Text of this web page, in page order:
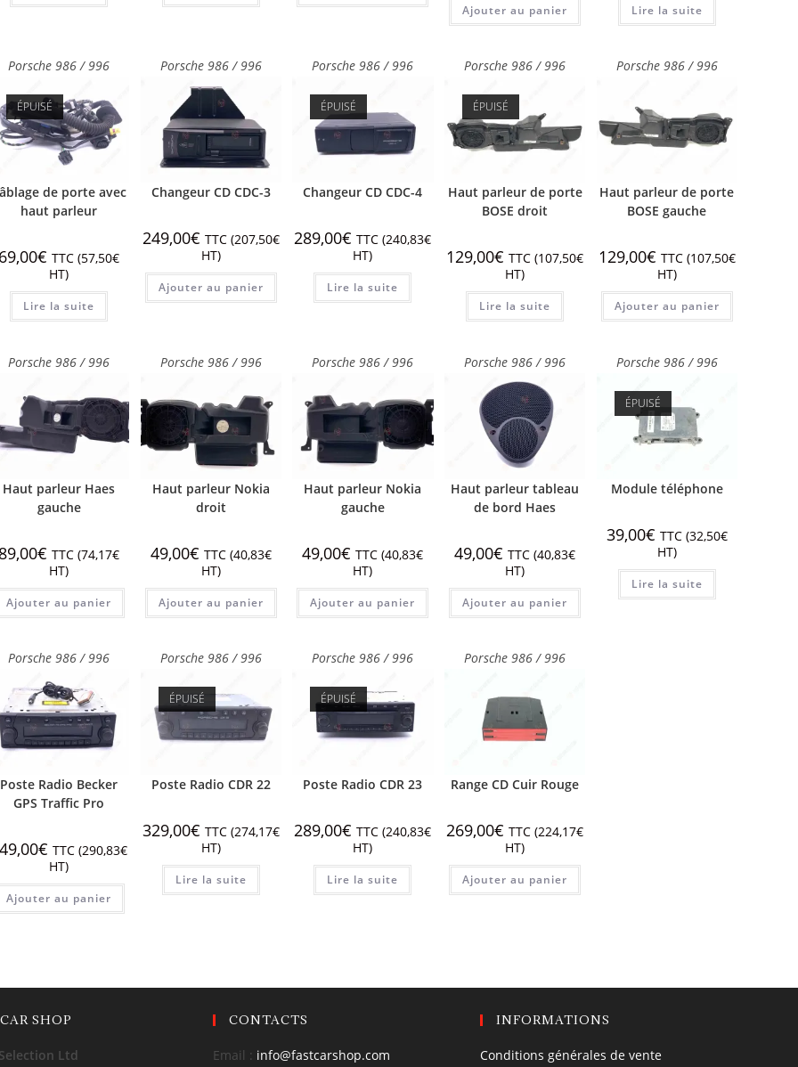
Ajouter au panier Lire la suite
Porsche 986 / 996
ÉPUISÉ
de porte avec
haut parleur
€ TTC (57,50€
HT)
Lire la suite
Porsche 986 / 996
Changeur CD CDC-3
249,00€ TTC (207,50€
HT)
Ajouter au panier
Porsche 986 / 996
ÉPUISÉ
Changeur CD CDC-4
289,00€ TTC (240,83€
HT)
Lire la suite
Porsche 986 / 996
ÉPUISÉ
Haut parleur de porte
BOSE droit
129,00€ TTC (107,50€
HT)
Lire la suite
Porsche 986 / 996
Haut parleur de porte
BOSE gauche
129,00€ TTC (107,50€
HT)
Ajouter au panier
Porsche 986 / 996
Haut parleur Haes
gauche
€ TTC (74,17€
HT)
Ajouter au panier
Porsche 986 / 996
Haut parleur Nokia
droit
49,00€ TTC (40,83€
HT)
Ajouter au panier
Porsche 986 / 996
Haut parleur Nokia
gauche
49,00€ TTC (40,83€
HT)
Ajouter au panier
Porsche 986 / 996
Haut parleur tableau
de bord Haes
49,00€ TTC (40,83€
HT)
Ajouter au panier
Porsche 986 / 996
ÉPUISÉ
Module téléphone
39,00€ TTC (32,50€
HT)
Lire la suite
Porsche 986 / 996
Poste Radio Becker
GPS Traffic Pro
€ TTC (290,83€
HT)
Ajouter au panier
Porsche 986 / 996
ÉPUISÉ
Poste Radio CDR 22
329,00€ TTC (274,17€
HT)
Lire la suite
Porsche 986 / 996
ÉPUISÉ
Poste Radio CDR 23
289,00€ TTC (240,83€
HT)
Lire la suite
Porsche 986 / 996
Range CD Cuir Rouge
269,00€ TTC (224,17€
HT)
Ajouter au panier
SHOP
Ltd
CONTACTS
Email : info@fastcarshop.com
INFORMATIONS
Conditions générales de vente